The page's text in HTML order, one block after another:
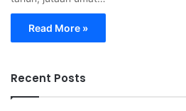
Read More »
Recent Posts